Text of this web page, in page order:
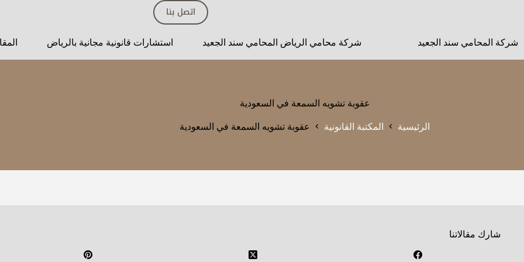
اتصل بنا
شركة المحامي سند الجعيد شركة محامي الرياض المحامي سند الجعيد استشارات قانونية مجانية بالرياض
عقوبة تشويه السمعة في السعودية
الرئيسية المكتبة القانونية عقوبة تشويه السمعة في السعودية
شارك مقالاتنا